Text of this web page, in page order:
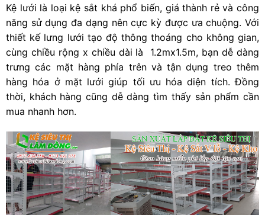
Kệ lưới là loại kệ sắt khá phổ biến, giá thành rẻ và công
năng sử dụng đa dạng nên cực kỳ được ưa chuộng. Với
thiết kế lưng lưới tạo độ thông thoáng cho không gian,
cùng chiều rộng x chiều dài là 1.2mx1.5m, bạn dễ dàng
trưng các mặt hàng phía trên và tận dụng treo thêm
hàng hóa ở mặt lưới giúp tối ưu hóa diện tích. Đồng
thời, khách hàng cũng dễ dàng tìm thấy sản phẩm cần
mua nhanh hơn.